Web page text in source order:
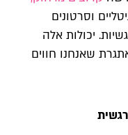
וסרטונים
יכולות אלה
שאנחנו חווים